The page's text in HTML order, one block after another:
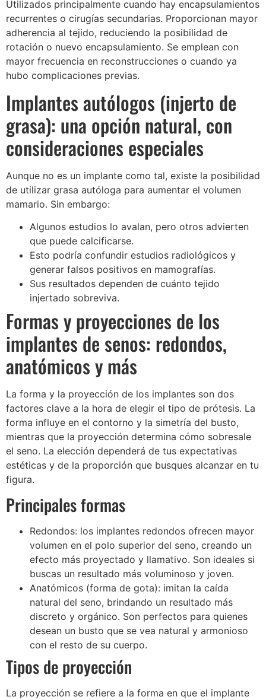
Utilizados principalmente cuando hay encapsulamientos
recurrentes o cirugías secundarias. Proporcionan mayor
adherencia al tejido, reduciendo la posibilidad de
rotación o nuevo encapsulamiento. Se emplean con
mayor frecuencia en reconstrucciones o cuando ya
hubo complicaciones previas.
Implantes autólogos (injerto de
grasa): una opción natural, con
consideraciones especiales
Aunque no es un implante como tal, existe la posibilidad
de utilizar grasa autóloga para aumentar el volumen
mamario. Sin embargo:
Algunos estudios lo avalan, pero otros advierten
que puede calcificarse.
Esto podría confundir estudios radiológicos y
generar falsos positivos en mamografías.
Sus resultados dependen de cuánto tejido
injertado sobreviva.
Formas y proyecciones de los
implantes de senos: redondos,
anatómicos y más
La forma y la proyección de los implantes son dos
factores clave a la hora de elegir el tipo de prótesis. La
forma influye en el contorno y la simetría del busto,
mientras que la proyección determina cómo sobresale
el seno. La elección dependerá de tus expectativas
estéticas y de la proporción que busques alcanzar en tu
figura.
Principales formas
Redondos: los implantes redondos ofrecen mayor
volumen en el polo superior del seno, creando un
efecto más proyectado y llamativo. Son ideales si
buscas un resultado más voluminoso y joven.
Anatómicos (forma de gota): imitan la caída
natural del seno, brindando un resultado más
discreto y orgánico. Son perfectos para quienes
desean un busto que se vea natural y armonioso
con el resto de su cuerpo.
Tipos de proyección
La proyección se refiere a la forma en que el implante